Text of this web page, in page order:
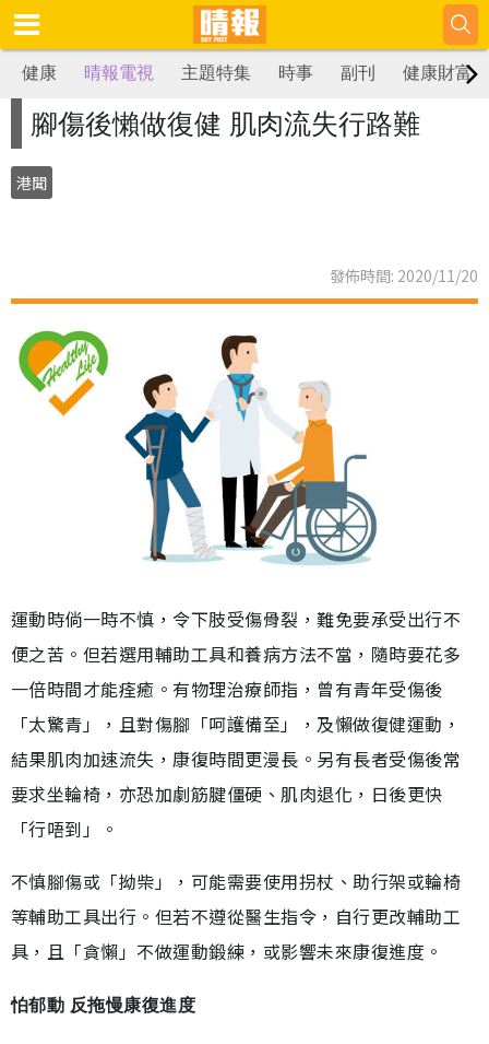
健康 晴報電視 主題特集 時事 副刊 健康財富
腳傷後懶做復健 肌肉流失行路難
港聞
發佈時間: 2020/11/20
運動時倘一時不慎，令下肢受傷骨裂，難免要承受出行不
便之苦。但若選用輔助工具和養病方法不當，隨時要花多
一倍時間才能痊癒。有物理治療師指，曾有青年受傷後
「太驚青」，且對傷腳「呵護備至」，及懶做復健運動，
結果肌肉加速流失，康復時間更漫長。另有長者受傷後常
要求坐輪椅，亦恐加劇筋腱僵硬、肌肉退化，日後更快
「行唔到」。
不慎腳傷或「拗柴」，可能需要使用拐杖、助行架或輪椅
等輔助工具出行。但若不遵從醫生指令，自行更改輔助工
具，且「貪懶」不做運動鍛練，或影響未來康復進度。
怕郁動 反拖慢康復進度